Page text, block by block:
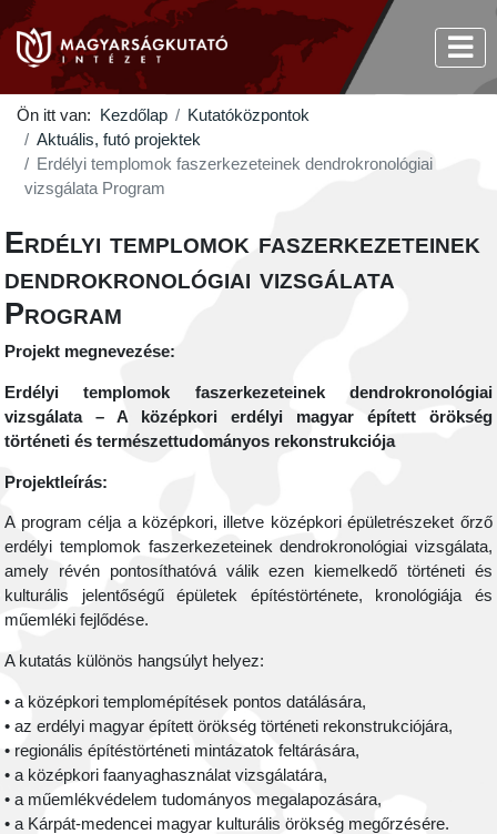
Ön itt van: Kezdőlap
Kutatóközpontok
Aktuális, futó projektek
Erdélyi templomok faszerkezeteinek dendrokronológiai
vizsgálata Program
Erdélyi templomok faszerkezeteinek
dendrokronológiai vizsgálata
Program
Projekt megnevezése:
Erdélyi templomok faszerkezeteinek dendrokronológiai
vizsgálata – A középkori erdélyi magyar épített örökség
történeti és természettudományos rekonstrukciója
Projektleírás:
A program célja a középkori, illetve középkori épületrészeket őrző
erdélyi templomok faszerkezeteinek dendrokronológiai vizsgálata,
amely révén pontosíthatóvá válik ezen kiemelkedő történeti és
kulturális jelentőségű épületek építéstörténete, kronológiája és
műemléki fejlődése.
A kutatás különös hangsúlyt helyez:
• a középkori templomépítések pontos datálására,
• az erdélyi magyar épített örökség történeti rekonstrukciójára,
• regionális építéstörténeti mintázatok feltárására,
• a középkori faanyaghasználat vizsgálatára,
• a műemlékvédelem tudományos megalapozására,
• a Kárpát-medencei magyar kulturális örökség megőrzésére.